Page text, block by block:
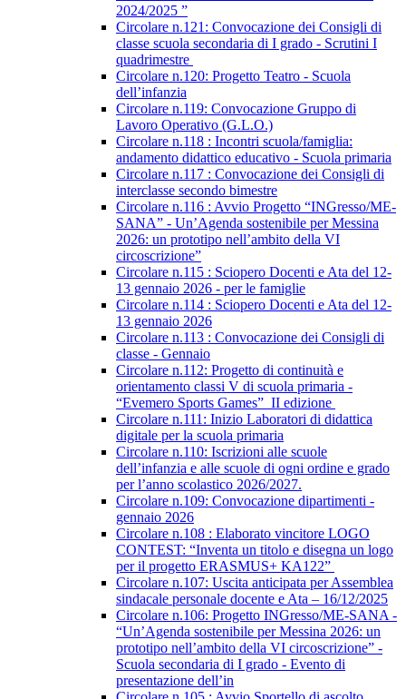
2024/2025 ”
Circolare n.121: Convocazione dei Consigli di
classe scuola secondaria di I grado - Scrutini I
quadrimestre
Circolare n.120: Progetto Teatro - Scuola
dell’infanzia
Circolare n.119: Convocazione Gruppo di
Lavoro Operativo (G.L.O.)
Circolare n.118 : Incontri scuola/famiglia:
andamento didattico educativo - Scuola primaria
Circolare n.117 : Convocazione dei Consigli di
interclasse secondo bimestre
Circolare n.116 : Avvio Progetto “INGresso/ME-
SANA” - Un’Agenda sostenibile per Messina
2026: un prototipo nell’ambito della VI
circoscrizione”
Circolare n.115 : Sciopero Docenti e Ata del 12-
13 gennaio 2026 - per le famiglie
Circolare n.114 : Sciopero Docenti e Ata del 12-
13 gennaio 2026
Circolare n.113 : Convocazione dei Consigli di
classe - Gennaio
Circolare n.112: Progetto di continuità e
orientamento classi V di scuola primaria -
“Evemero Sports Games” II edizione
Circolare n.111: Inizio Laboratori di didattica
digitale per la scuola primaria
Circolare n.110: Iscrizioni alle scuole
dell’infanzia e alle scuole di ogni ordine e grado
per l’anno scolastico 2026/2027.
Circolare n.109: Convocazione dipartimenti -
gennaio 2026
Circolare n.108 : Elaborato vincitore LOGO
CONTEST: “Inventa un titolo e disegna un logo
per il progetto ERASMUS+ KA122”
Circolare n.107: Uscita anticipata per Assemblea
sindacale personale docente e Ata – 16/12/2025
Circolare n.106: Progetto INGresso/ME-SANA -
“Un’Agenda sostenibile per Messina 2026: un
prototipo nell’ambito della VI circoscrizione” -
Scuola secondaria di I grado - Evento di
presentazione dell’in